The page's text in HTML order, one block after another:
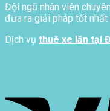
Đội ngũ nhân viên
đưa ra giải pháp tốt nhất
Dịch vụ thuê xe lăn tại